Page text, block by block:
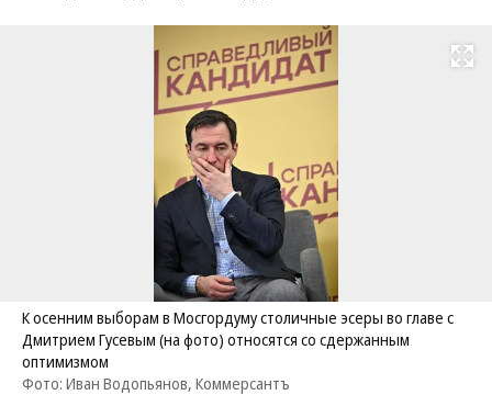
Развернуть
К осенним выборам в Мосгордуму столичные эсеры во главе с
Дмитрием Гусевым (на фото) относятся со сдержанным
оптимизмом
Фото: Иван Водопьянов, Коммерсантъ